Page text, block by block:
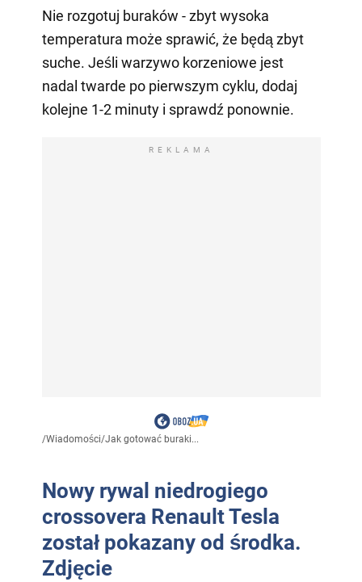
Nie rozgotuj buraków - zbyt wysoka
temperatura może sprawić, że będą zbyt
suche. Jeśli warzywo korzeniowe jest
nadal twarde po pierwszym cyklu, dodaj
kolejne 1-2 minuty i sprawdź ponownie.
REKLAMA
/Wiadomości/Jak gotować buraki...
Nowy rywal niedrogiego
crossovera Renault Tesla
został pokazany od środka.
Zdjęcie